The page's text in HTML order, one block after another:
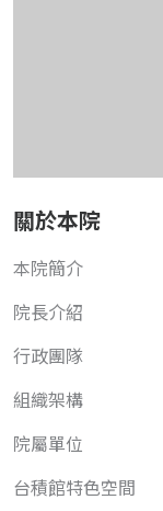
關於本院
本院簡介
院長介紹
行政團隊
組織架構
院屬單位
台積館特色空間